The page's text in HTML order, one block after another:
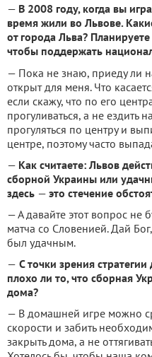
— В 2008 году, когда вы
время жили во Львове.
от города Льва?
чтобы поддержать
— Пока не знаю, приеду ли
открыт для меня. Что
если скажу, что по его
прогуливаться, а не ездить
прогуляться по центру и
центре, поэтому часто
— Как считаете: Львов
сборной Украины или
здесь — это стечение
— А давайте этот вопрос не
матча со Словенией. Дай
был удачным.
— С точки зрения
плохо ли то, что сборная
дома?
— В домашней игре можно
скорости и забить
закрыть дома, а не